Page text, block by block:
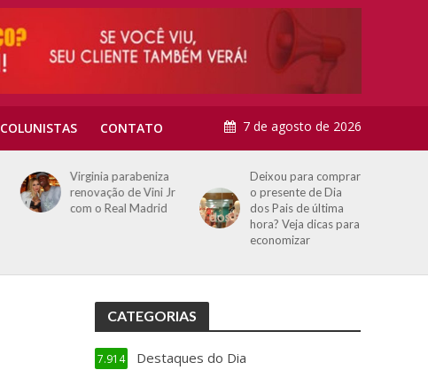
COLUNISTAS CONTATO 7 de agosto de 2026
Deixou para comprar
o presente de Dia
dos Pais de última
Os álibis mais
ousados (e bizarros!)
que criminosos já
usaram para evitar a
prisão
CATEGORIAS
Destaques do Dia
7.914